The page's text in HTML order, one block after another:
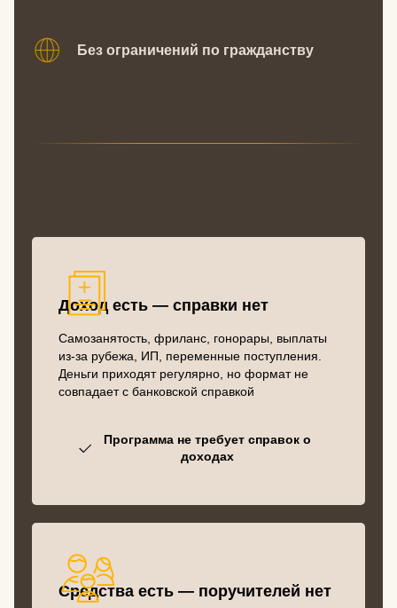
Без ограничений по гражданству
Доход есть — справки нет
Самозанятость, фриланс, гонорары, выплаты
из-за рубежа, ИП, переменные поступления.
Деньги приходят регулярно, но формат не
совпадает с банковской справкой
Программа не требует справок о
доходах
Средства есть — поручителей нет